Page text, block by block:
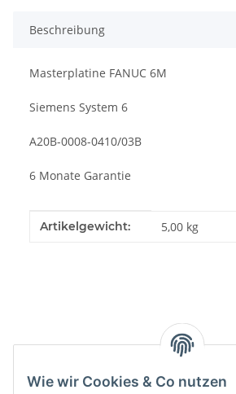
Wie wir Cookies & Co nutzen
Beschreibung
Masterplatine FANUC 6M
Siemens System 6
A20B-0008-0410/03B
6 Monate Garantie
Produkteigenschaft
Wert
Artikelgewicht: 5,00 kg
Kategorien